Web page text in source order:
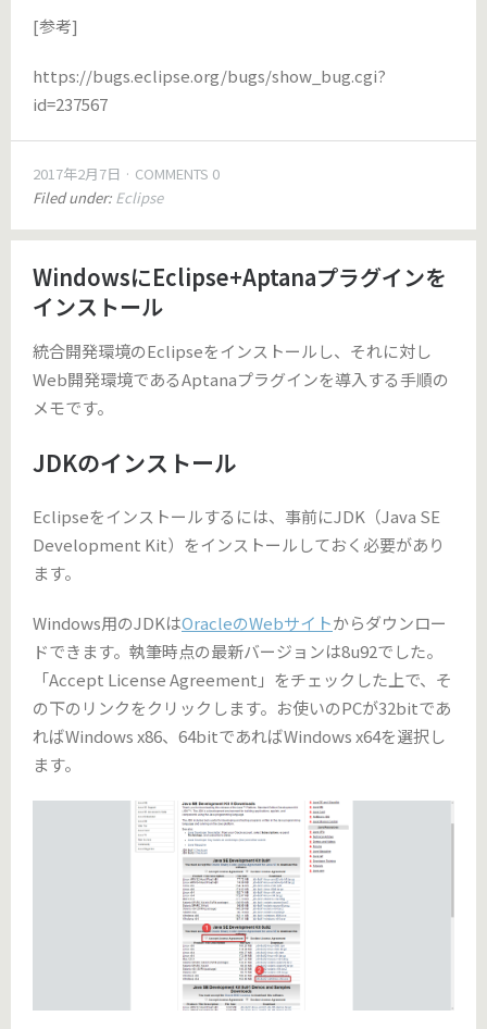
[参考]
https://bugs.eclipse.org/bugs/show_bug.cgi?
id=237567
2017年2月7日
COMMENTS 0
Filed under: Eclipse
WindowsにEclipse+Aptanaプラグインを
インストール
統合開発環境のEclipseをインストールし、それに対し
Web開発環境であるAptanaプラグインを導入する手順の
メモです。
JDKのインストール
Eclipseをインストールするには、事前にJDK（Java SE
Development Kit）をインストールしておく必要があり
ます。
Windows用のJDKはOracleのWebサイトからダウンロー
ドできます。執筆時点の最新バージョンは8u92でした。
「Accept License Agreement」をチェックした上で、そ
の下のリンクをクリックします。お使いのPCが32bitであ
ればWindows x86、64bitであればWindows x64を選択し
ます。